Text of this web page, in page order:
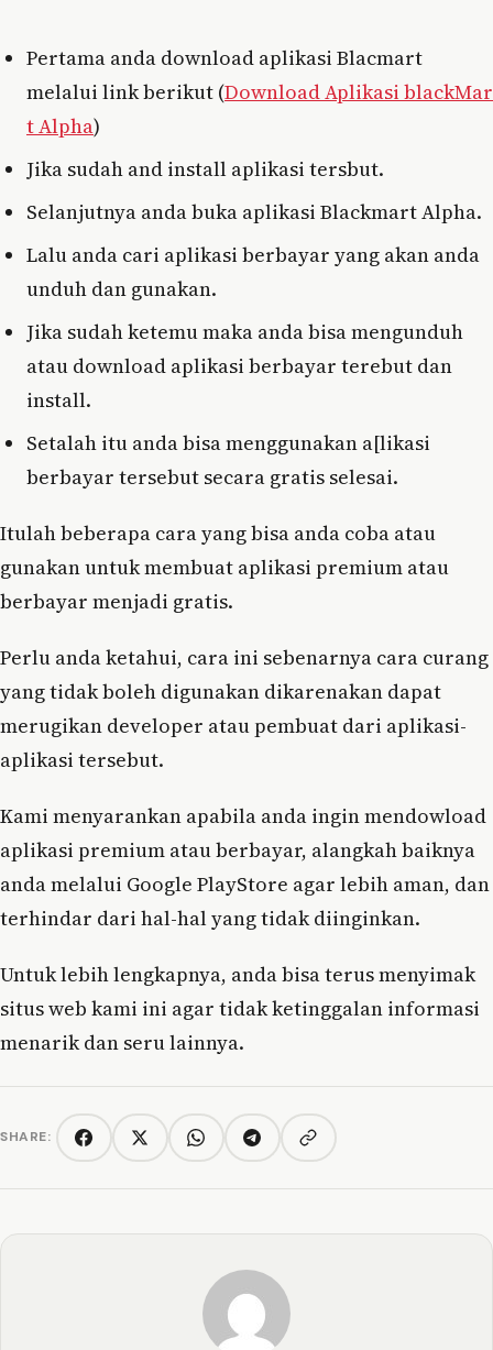
Pertama anda download aplikasi Blacmart
melalui link berikut (Download Aplikasi blackMar
t Alpha)
Jika sudah and install aplikasi tersbut.
Selanjutnya anda buka aplikasi Blackmart Alpha.
Lalu anda cari aplikasi berbayar yang akan anda
unduh dan gunakan.
Jika sudah ketemu maka anda bisa mengunduh
atau download aplikasi berbayar terebut dan
install.
Setalah itu anda bisa menggunakan a[likasi
berbayar tersebut secara gratis selesai.
Itulah beberapa cara yang bisa anda coba atau
gunakan untuk membuat aplikasi premium atau
berbayar menjadi gratis.
Perlu anda ketahui, cara ini sebenarnya cara curang
yang tidak boleh digunakan dikarenakan dapat
merugikan developer atau pembuat dari aplikasi-
aplikasi tersebut.
Kami menyarankan apabila anda ingin mendowload
aplikasi premium atau berbayar, alangkah baiknya
anda melalui Google PlayStore agar lebih aman, dan
terhindar dari hal-hal yang tidak diinginkan.
Untuk lebih lengkapnya, anda bisa terus menyimak
situs web kami ini agar tidak ketinggalan informasi
menarik dan seru lainnya.
SHARE: FacebookTwitter/XWhatsAppTelegramCopy link